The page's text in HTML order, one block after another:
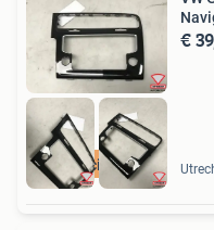
Specialist
€